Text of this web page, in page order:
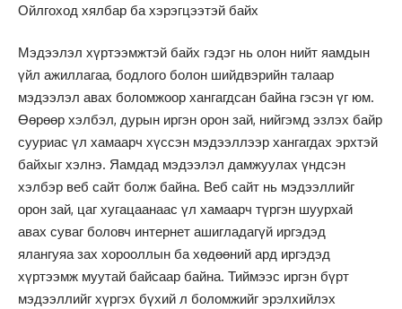
Ойлгоход хялбар ба хэрэгцээтэй байх
Мэдээлэл хүртээмжтэй байх гэдэг нь олон нийт яамдын
үйл ажиллагаа, бодлого болон шийдвэрийн талаар
мэдээлэл авах боломжоор хангагдсан байна гэсэн үг юм.
Өөрөөр хэлбэл, дурын иргэн орон зай, нийгэмд эзлэх байр
сууриас үл хамаарч хүссэн мэдээллээр хангагдах эрхтэй
байхыг хэлнэ. Яамдад мэдээлэл дамжуулах үндсэн
хэлбэр веб сайт болж байна. Веб сайт нь мэдээллийг
орон зай, цаг хугацаанаас үл хамаарч түргэн шуурхай
авах суваг боловч интернет ашигладагүй иргэдэд
ялангуяа зах хорооллын ба хөдөөний ард иргэдэд
хүртээмж муутай байсаар байна. Тиймээс иргэн бүрт
мэдээллийг хүргэх бүхий л боломжийг эрэлхийлэх